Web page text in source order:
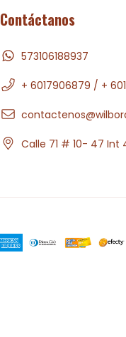
Contáctanos
573106188937
+ 6017906879 / +
Calle 71 # 10- 47 Int